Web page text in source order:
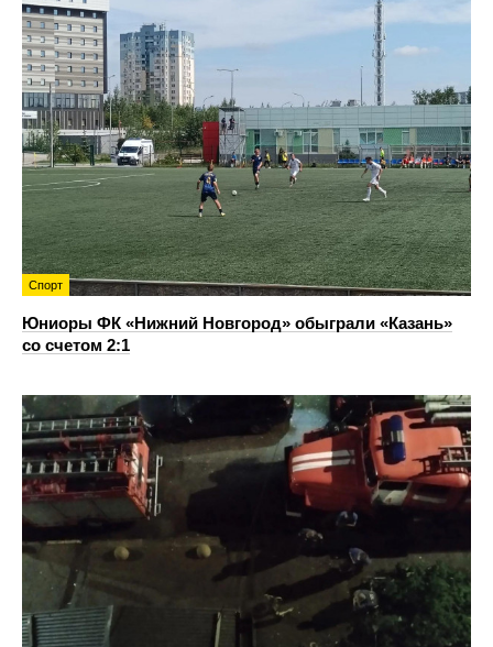
Спорт
Юниоры ФК «Нижний Новгород» обыграли «Казань»
со счетом 2:1